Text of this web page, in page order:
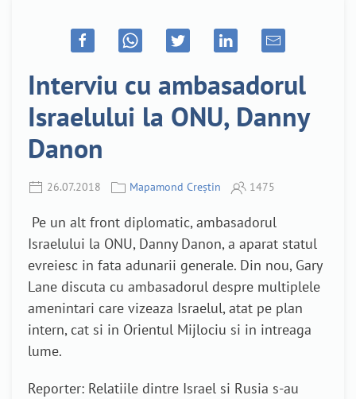
Interviu cu ambasadorul
Israelului la ONU, Danny
Danon
26.07.2018 Mapamond Creștin 1475
Pe un alt front diplomatic, ambasadorul
Israelului la ONU, Danny Danon, a aparat statul
evreiesc in fata adunarii generale. Din nou, Gary
Lane discuta cu ambasadorul despre multiplele
amenintari care vizeaza Israelul, atat pe plan
intern, cat si in Orientul Mijlociu si in intreaga
lume.
Reporter: Relatiile dintre Israel si Rusia s-au